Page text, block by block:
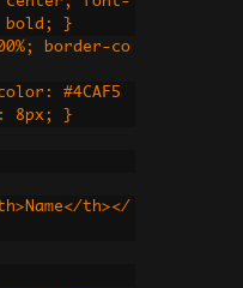
bold; }
8px; }